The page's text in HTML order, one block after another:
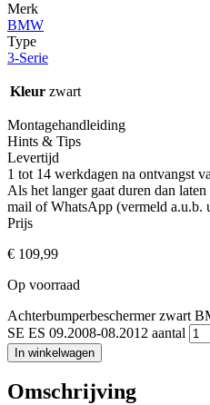
Merk
BMW
Type
3-Serie
Kleur zwart
Montagehandleiding
Hints & Tips
Levertijd
1 tot 14 werkdagen na ontvangst
Als het langer gaat duren dan
mail of WhatsApp (vermeld a.u.b.
Prijs
€ 109,99
Op voorraad
Achterbumperbeschermer zwart
SE ES 09.2008-08.2012 aantal
In winkelwagen
Omschrijving